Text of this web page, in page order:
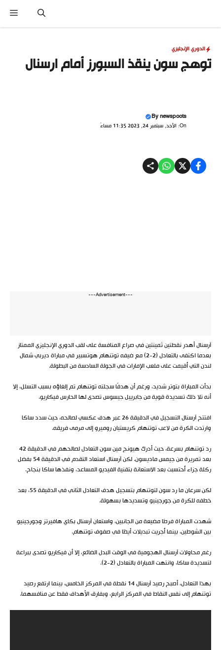
المحتوى
الدوري الإنجليزي
توهج سون ينقذ السبورز أمام ارسنال
Bynewspoots
On: الأحد, سبتمبر 24, 2023 11:35 مساءً
---Advertisement---
آرسنال أهدر نقطتين ثمينتين في صراع المنافسة على لقب الدوري الإنجليزي الممتاز
بعدما اكتفى بالتعادل (2-2) مع ضيفه توتنهام هوتسبير في مباراة ديربي شمال
لندن التي أُقيمت على ملعب الإمارات في الجولة السادسة من البطولة.
بدأت المباراة بتوتر شديد، ورغم أن هدفًا سجلته توتنهام تم إلغاؤه بسبب التسلل، إلا
أنه تلا ذلك تسديدة قوية من جابرييل جيسوس تصدى لها الحارس فيكاريو.
افتتح آرسنال التسجيل في الدقيقة 26 عبر هدف عكسي لصالحه، حيث سدد ساكا
وارتدت الكرة من لاعب توتنهام كريستيان روميرو إلى مرمى فريقه.
رد توتنهام بسرعة، حيث أدرك هيونج مين سون التعادل لصالحهم في الدقيقة 42
بعد تمريرة من جيمس ماديسون. لكن آرسنال استعاد التقدم في الدقيقة 54 بفضل
ركلة جزاء أُحتسبت بعد الاستعانة بتقنية الفيديو المساعد، ونفذها ساكا بنجاح.
لكن سرعان ما رد سون لتوتنهام بتسجيل هدف التعادل الثاني في الدقيقة 55، بعد
خطفه للكرة من جورجينيو وتسديدها بسهولة.
شهدت المباراة فرصًا مضيعة من الجانبين، واستعان آرسنال بكاي هافيرتز وجورجينيو
بين الشوطين، بينما أُجريت تبديلات أيضًا في صفوف توتنهام.
رغم محاولات آرسنال الهجومية في الوقت البدل الضائع، إلا أن فيكاريو تصدى ببراعة
لتسديدة ساكا، وانتهت المباراة بالتعادل (2-2).
بهذا التعادل، أصبح رصيد آرسنال 14 نقطة في المركز الخامس، بينما ارتفع رصيد
توتنهام إلى نفس النقاط في المركز الرابع، وبفارق الأهداف فقط عن منافسهما.